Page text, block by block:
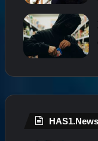
HAS1.News